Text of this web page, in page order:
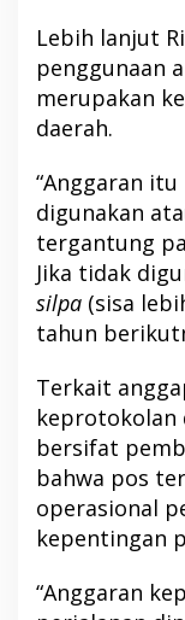
Lebih lanjut
penggunaan
merupakan
daerah.
“Anggaran
digunakan
tergantung
Jika tidak
silpa (sisa
tahun
Terkait
keprotokolan
bersifat
bahwa pos
operasional
kepentingan
“Anggaran